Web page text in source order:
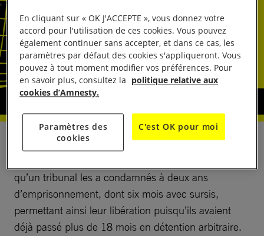
Le 24 novembre 2025, les autorités tunisiennes ont
qu’un tribunal les a condamnés à deux ans
d’emprisonnement, dont six mois avec sursis,
permettant ainsi leur libération puisqu’ils avaient
déjà passé plus de 18 mois en détention arbitraire.
En cliquant sur « OK J'ACCEPTE », vous donnez votre
accord pour l'utilisation de ces cookies. Vous pouvez
également continuer sans accepter, et dans ce cas, les
paramètres par défaut des cookies s'appliqueront. Vous
pouvez à tout moment modifier vos préférences. Pour
en savoir plus, consultez la politique relative aux
cookies d’Amnesty.
Paramètres des
cookies
C'est OK pour moi